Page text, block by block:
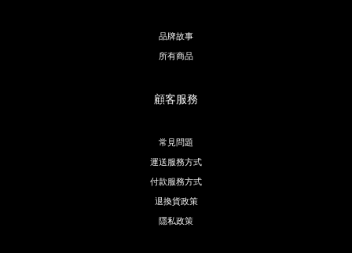
品牌故事
所有商品
顧客服務
常見問題
運送服務方式
付款服務方式
退換貨政策
隱私政策